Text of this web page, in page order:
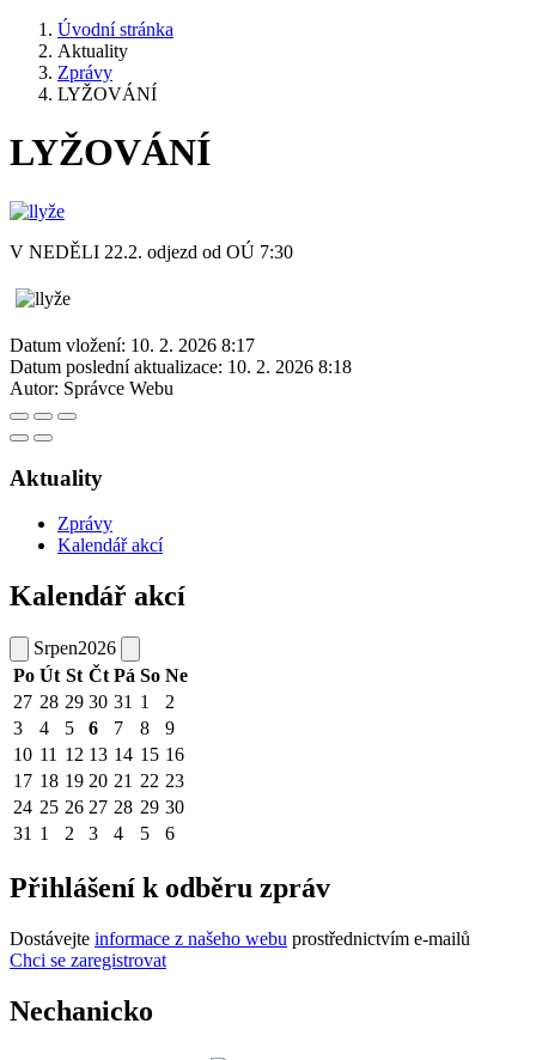
Úvodní stránka
Aktuality
Zprávy
LYŽOVÁNÍ
LYŽOVÁNÍ
V NEDĚLI 22.2. odjezd od OÚ 7:30
Datum vložení: 10. 2. 2026 8:17
Datum poslední aktualizace: 10. 2. 2026 8:18
Autor: Správce Webu
Aktuality
Zprávy
Kalendář akcí
Kalendář akcí
Srpen2026
Po Út St Čt Pá So Ne
27 28 29 30 31 1
2
3
4 5 6 7 8
9
10 11 12 13 14 15 16
17 18 19 20 21 22 23
24 25 26 27 28 29 30
31 1 2 3 4 5 6
Přihlášení k odběru zpráv
Dostávejte informace z našeho webu prostřednictvím e-mailů
Chci se zaregistrovat
Nechanicko